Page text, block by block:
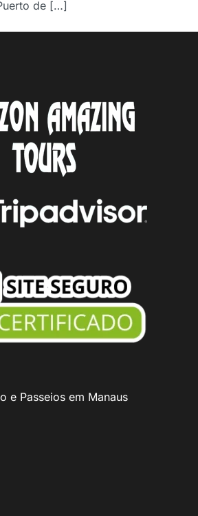
de […]
e Passeios em Manaus